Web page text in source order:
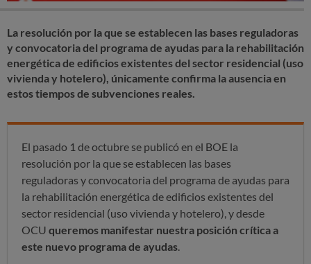
La resolución por la que se establecen las bases reguladoras
y convocatoria del programa de ayudas para la rehabilitación
energética de edificios existentes del sector residencial (uso
vivienda y hotelero), únicamente confirma la ausencia en
estos tiempos de subvenciones reales.
El pasado 1 de octubre se publicó en el BOE la
resolución por la que se establecen las bases
reguladoras y convocatoria del programa de ayudas para
la rehabilitación energética de edificios existentes del
sector residencial (uso vivienda y hotelero), y desde
OCU queremos manifestar nuestra posición crítica a
este nuevo programa de ayudas.